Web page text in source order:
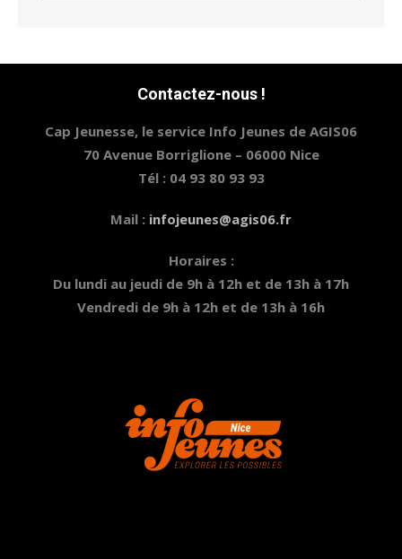
Contactez-nous !
Cap Jeunesse, le service Info Jeunes de AGIS06
70 Avenue Borriglione – 06000 Nice
Tél : 04 93 80 93 93
Mail : infojeunes@agis06.fr
Horaires :
Du lundi au jeudi de 9h à 12h et de 13h à 17h
Vendredi de 9h à 12h et de 13h à 16h